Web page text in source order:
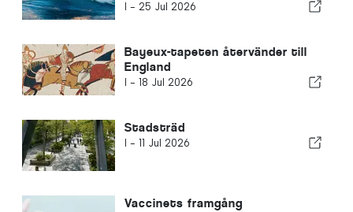
I - 25 Jul 2026
Bayeux-tapeten återvänder till
England
I - 18 Jul 2026
Stadsträd
I - 11 Jul 2026
Vaccinets framgång